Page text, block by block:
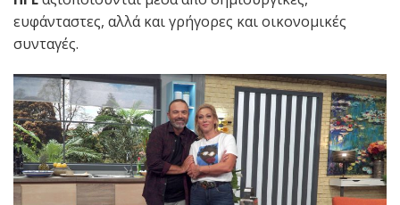
ευφάνταστες, αλλά και γρήγορες και οικονομικές
συνταγές.